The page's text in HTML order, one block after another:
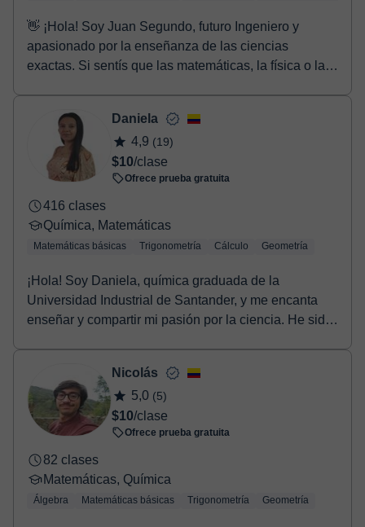
👋 ¡Hola! Soy Juan Segundo, futuro Ingeniero y
apasionado por la enseñanza de las ciencias
exactas. Si sentís que las matemáticas, la física o la
Daniela
4,9 (19)
$10/clase
Ofrece prueba gratuita
416 clases
Química, Matemáticas
Matemáticas básicas Trigonometría Cálculo Geometría
¡Hola! Soy Daniela, química graduada de la
Universidad Industrial de Santander, y me encanta
enseñar y compartir mi pasión por la ciencia. He sido
Nicolás
5,0 (5)
$10/clase
Ofrece prueba gratuita
82 clases
Matemáticas, Química
Álgebra Matemáticas básicas Trigonometría Geometría